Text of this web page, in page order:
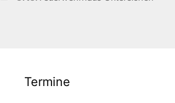
Termine